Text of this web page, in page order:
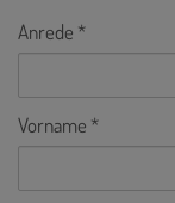
Anrede
Vorname